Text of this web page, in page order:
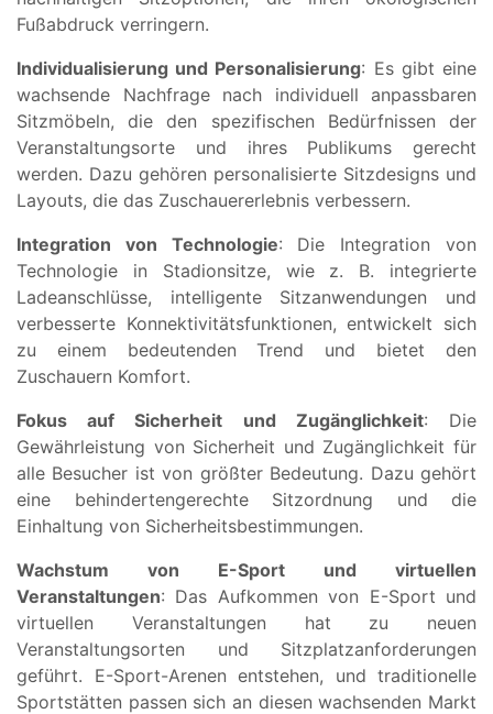
Fußabdruck verringern.
Individualisierung und Personalisierung: Es gibt eine
wachsende Nachfrage nach individuell anpassbaren
Sitzmöbeln, die den spezifischen Bedürfnissen der
Veranstaltungsorte und ihres Publikums gerecht
werden. Dazu gehören personalisierte Sitzdesigns und
Layouts, die das Zuschauererlebnis verbessern.
Integration von Technologie: Die Integration von
Technologie in Stadionsitze, wie z. B. integrierte
Ladeanschlüsse, intelligente Sitzanwendungen und
verbesserte Konnektivitätsfunktionen, entwickelt sich
zu einem bedeutenden Trend und bietet den
Zuschauern Komfort.
Fokus auf Sicherheit und Zugänglichkeit: Die
Gewährleistung von Sicherheit und Zugänglichkeit für
alle Besucher ist von größter Bedeutung. Dazu gehört
eine behindertengerechte Sitzordnung und die
Einhaltung von Sicherheitsbestimmungen.
Wachstum von E-Sport und virtuellen
Veranstaltungen: Das Aufkommen von E-Sport und
virtuellen Veranstaltungen hat zu neuen
Veranstaltungsorten und Sitzplatzanforderungen
geführt. E-Sport-Arenen entstehen, und traditionelle
Sportstätten passen sich an diesen wachsenden Markt